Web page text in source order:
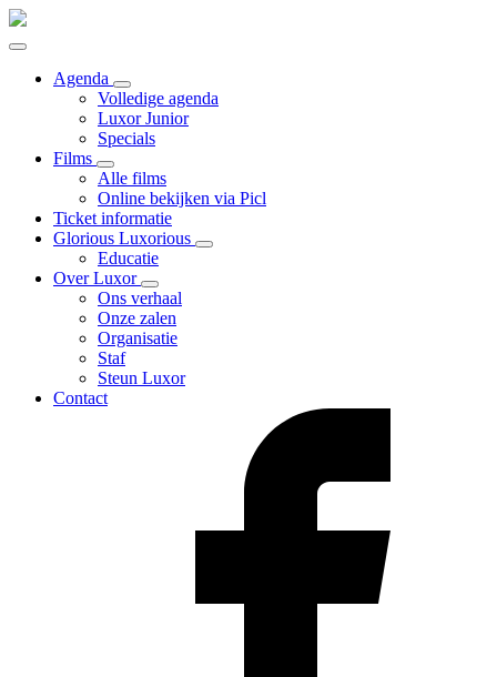
Agenda
Volledige agenda
Luxor Junior
Specials
Films
Alle films
Online bekijken via Picl
Ticket informatie
Glorious Luxorious
Educatie
Over Luxor
Ons verhaal
Onze zalen
Organisatie
Staf
Steun Luxor
Contact